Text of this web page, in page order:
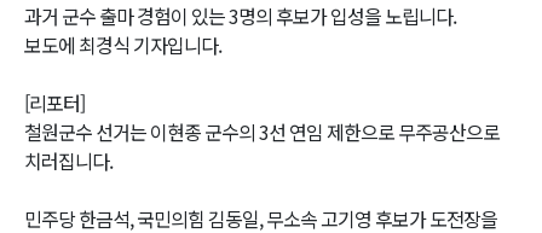
과거 군수 출마 경험이 있는 3명의 후보가 입성을 노립니다.
보도에 최경식 기자입니다.
[리포터]
철원군수 선거는 이현종 군수의 3선 연임 제한으로 무주공산으로
치러집니다.
민주당 한금석, 국민의힘 김동일, 무소속 고기영 후보가 도전장을